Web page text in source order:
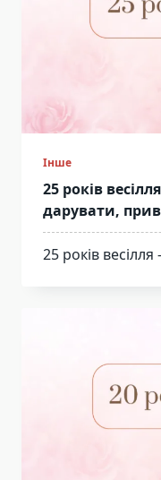
Інше
25 років
дарувати,
25 років